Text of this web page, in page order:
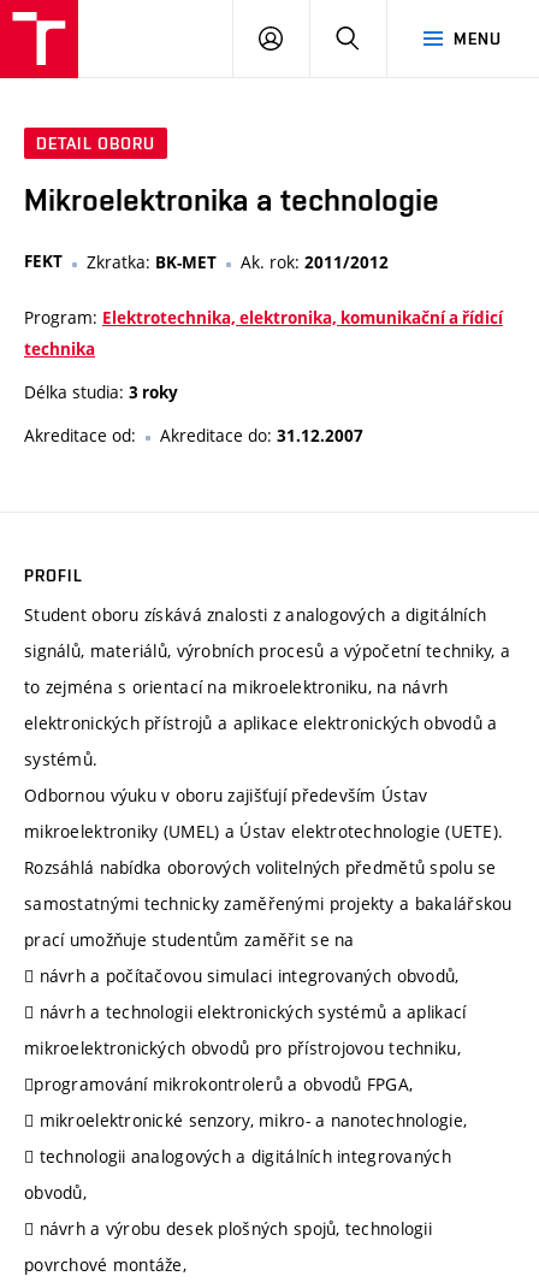
MENU
PŘIHLÁSIT
DETAIL OBORU
Mikroelektronika a technologie
FEKT Zkratka: BK-MET Ak. rok: 2011/2012
Program: Elektrotechnika, elektronika, komunikační a řídicí
technika
Délka studia: 3 roky
Akreditace od: Akreditace do: 31.12.2007
PROFIL
Student oboru získává znalosti z analogových a digitálních
signálů, materiálů, výrobních procesů a výpočetní techniky, a
to zejména s orientací na mikroelektroniku, na návrh
elektronických přístrojů a aplikace elektronických obvodů a
systémů.
Odbornou výuku v oboru zajišťují především Ústav
mikroelektroniky (UMEL) a Ústav elektrotechnologie (UETE).
Rozsáhlá nabídka oborových volitelných předmětů spolu se
samostatnými technicky zaměřenými projekty a bakalářskou
prací umožňuje studentům zaměřit se na
 návrh a počítačovou simulaci integrovaných obvodů,
 návrh a technologii elektronických systémů a aplikací
mikroelektronických obvodů pro přístrojovou techniku,
programování mikrokontrolerů a obvodů FPGA,
 mikroelektronické senzory, mikro- a nanotechnologie,
 technologii analogových a digitálních integrovaných
obvodů,
 návrh a výrobu desek plošných spojů, technologii
povrchové montáže,